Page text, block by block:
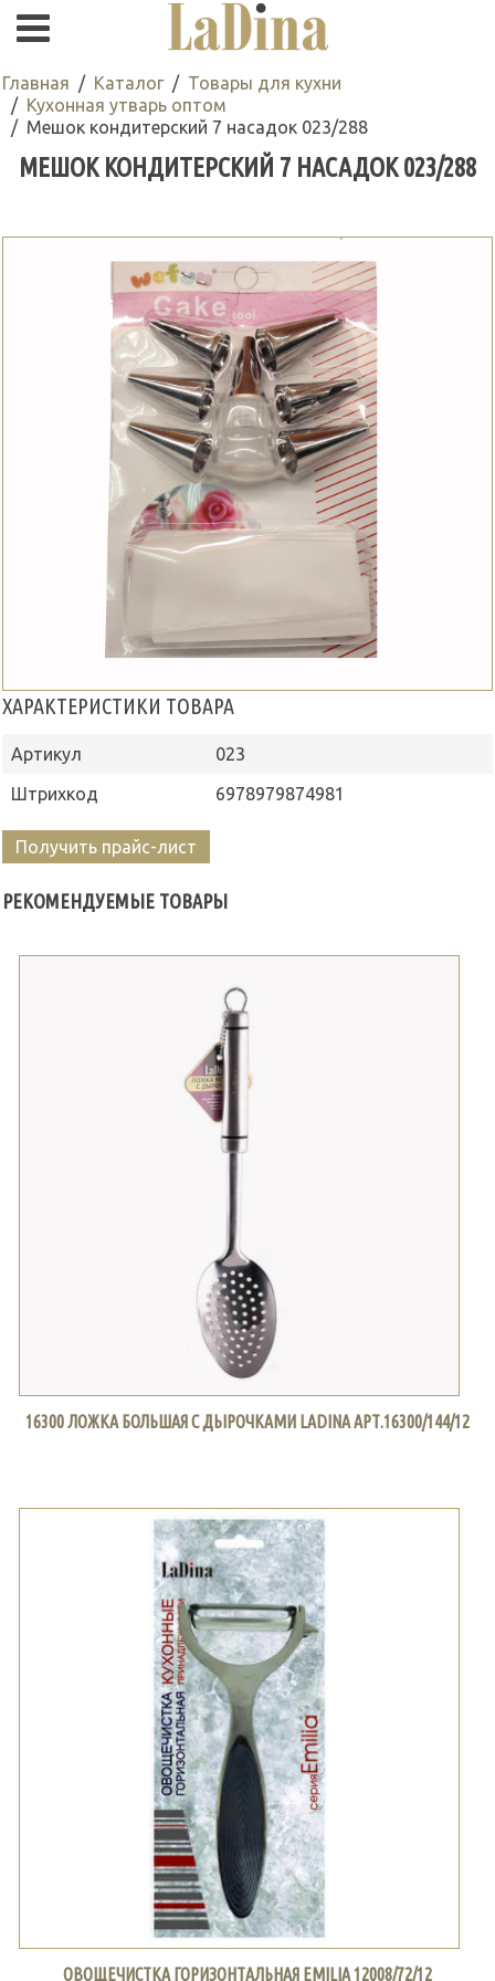
Главная Каталог
Товары для кухни
Кухонная утварь оптом
Мешок кондитерский 7 насадок 023/288
МЕШОК КОНДИТЕРСКИЙ 7 НАСАДОК 023/288
ХАРАКТЕРИСТИКИ ТОВАРА
Артикул
023
Штрихкод
6978979874981
Получить прайс-лист
РЕКОМЕНДУЕМЫЕ ТОВАРЫ
16300 ЛОЖКА БОЛЬШАЯ С ДЫРОЧКАМИ LADINA АРТ.16300/144/12
ОВОЩЕЧИСТКА ГОРИЗОНТАЛЬНАЯ EMILIA 12008/72/12